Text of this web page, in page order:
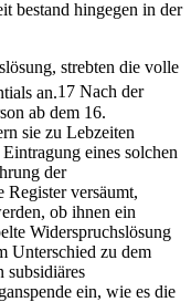
bestand hingegen in der
strebten die volle
an.17 Nach der
ab dem 16.
sie zu Lebzeiten
eines solchen
der
Register versäumt,
ob ihnen ein
Widerspruchslösung
Unterschied zu dem
subsidiäres
ein, wie es die